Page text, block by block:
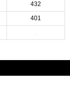
432
401